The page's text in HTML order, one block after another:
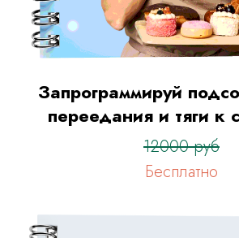
Запрограммируй
переедания и тяги к
12000 руб
Бесплатно